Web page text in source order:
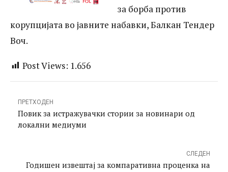
за борба против
корупцијата во јавните набавки, Балкан Тендер
Воч.
Post Views: 1.656
ПРЕТХОДЕН
Повик за истражувачки стории за новинари од
локални медиуми
СЛЕДЕН
Годишен извештај за компаративна проценка на